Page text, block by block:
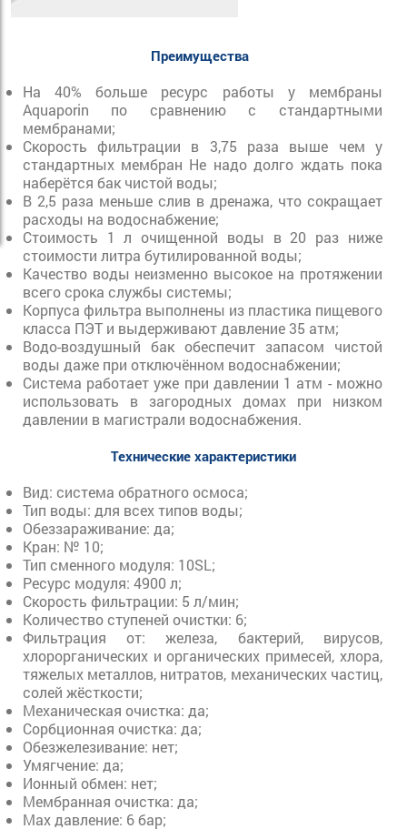
Преимущества
На 40% больше ресурс работы у мембраны
Aquaporin по сравнению с стандартными
мембранами;
Скорость фильтрации в 3,75 раза выше чем у
стандартных мембран Не надо долго ждать пока
наберётся бак чистой воды;
В 2,5 раза меньше слив в дренажа, что сокращает
расходы на водоснабжение;
Стоимость 1 л очищенной воды в 20 раз ниже
стоимости литра бутилированной воды;
Качество воды неизменно высокое на протяжении
всего срока службы системы;
Корпуса фильтра выполнены из пластика пищевого
класса ПЭТ и выдерживают давление 35 атм;
Водо-воздушный бак обеспечит запасом чистой
воды даже при отключённом водоснабжении;
Система работает уже при давлении 1 атм - можно
использовать в загородных домах при низком
давлении в магистрали водоснабжения.
Технические характеристики
Вид: система обратного осмоса;
Тип воды: для всех типов воды;
Обеззараживание: да;
Кран: № 10;
Тип сменного модуля: 10SL;
Ресурс модуля: 4900 л;
Скорость фильтрации: 5 л/мин;
Количество ступеней очистки: 6;
Фильтрация от: железа, бактерий, вирусов,
хлорорганических и органических примесей, хлора,
тяжелых металлов, нитратов, механических частиц,
солей жёсткости;
Механическая очистка: да;
Сорбционная очистка: да;
Обезжелезивание: нет;
Умягчение: да;
Ионный обмен: нет;
Мембранная очистка: да;
Max давление: 6 бар;